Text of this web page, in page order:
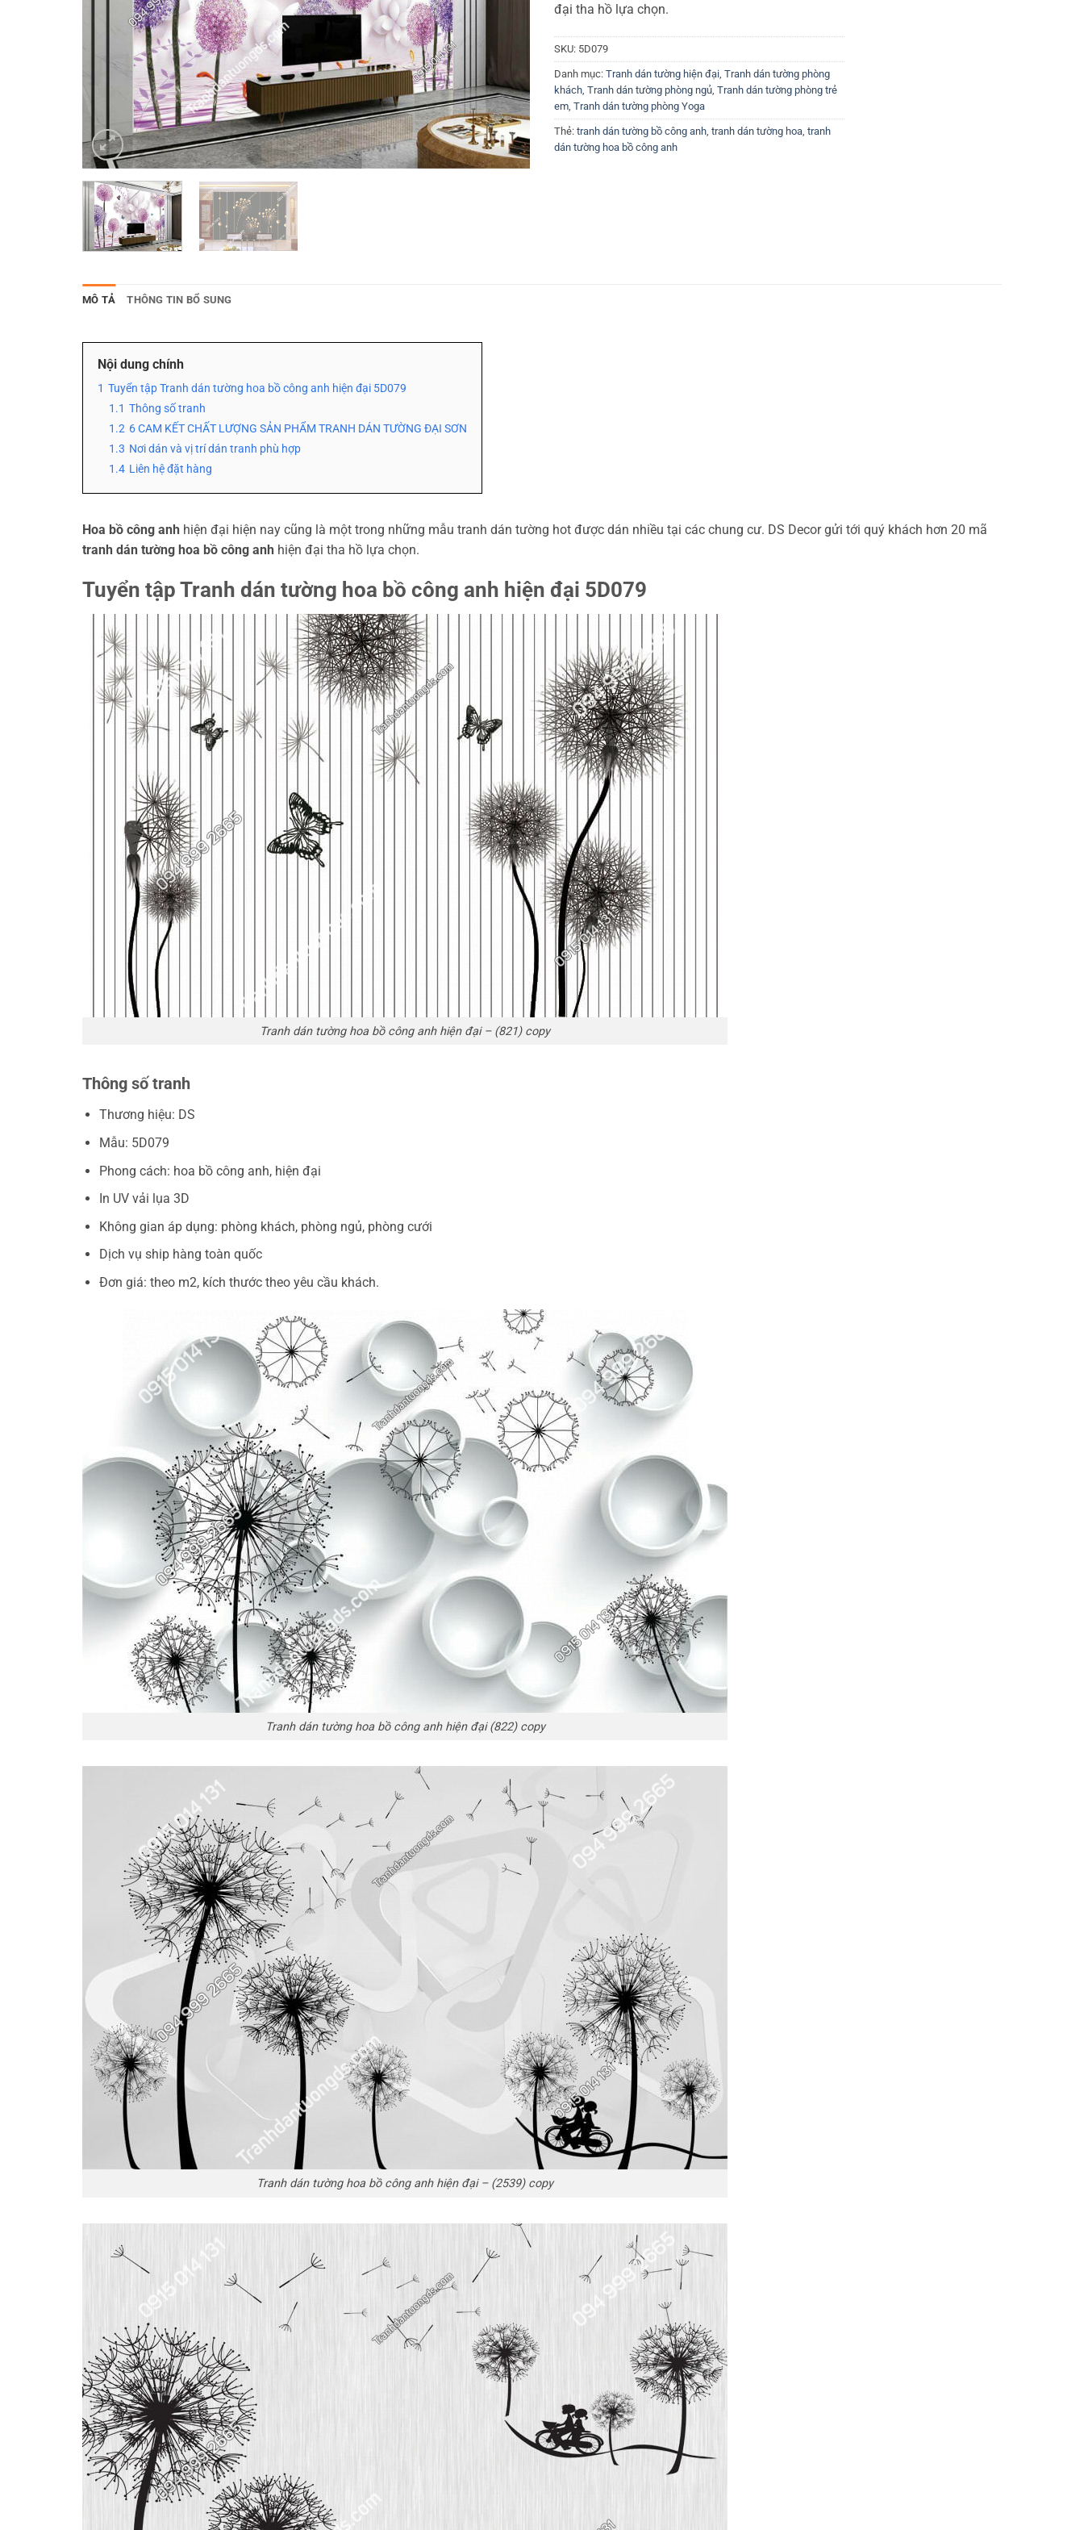
đại tha hồ lựa chọn.
SKU: 5D079
Danh mục: Tranh dán tường hiện đại Tranh dán tường phòng
khách Tranh dán tường phòng ngủ Tranh dán tường phòng trẻ
em Tranh dán tường phòng Yoga
Thẻ: tranh dán tường bồ công anh tranh dán tường hoa tranh
dán tường hoa bồ công anh
MÔ TẢ THÔNG TIN BỔ SUNG
Nội dung chính
1 Tuyển tập Tranh dán tường hoa bồ công anh hiện đại 5D079
1.1 Thông số tranh
1.2 6 CAM KẾT CHẤT LƯỢNG SẢN PHẨM TRANH DÁN TƯỜNG ĐẠI SƠN
1.3 Nơi dán và vị trí dán tranh phù hợp
1.4 Liên hệ đặt hàng
Hoa bồ công anh hiện đại hiện nay cũng là một trong những mẫu tranh dán tường hot được dán nhiều tại các chung cư. DS Decor gửi tới quý khách hơn 20 mã
tranh dán tường hoa bồ công anh hiện đại tha hồ lựa chọn.
Tuyển tập Tranh dán tường hoa bồ công anh hiện đại 5D079
Tranh dán tường hoa bồ công anh hiện đại – (821) copy
Thông số tranh
Thương hiệu: DS
Mẫu: 5D079
Phong cách: hoa bồ công anh, hiện đại
In UV vải lụa 3D
Không gian áp dụng: phòng khách, phòng ngủ, phòng cưới
Dịch vụ ship hàng toàn quốc
Đơn giá: theo m2, kích thước theo yêu cầu khách.
Tranh dán tường hoa bồ công anh hiện đại (822) copy
Tranh dán tường hoa bồ công anh hiện đại – (2539) copy